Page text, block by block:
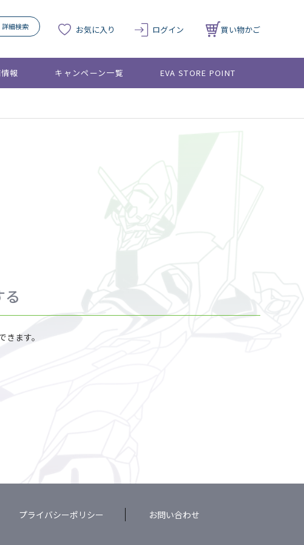
詳細検索 お気に入り ログイン 買い物かご
報 キャンペーン一覧 EVA STORE POINT
ます。
プライバシーポリシー お問い合わせ